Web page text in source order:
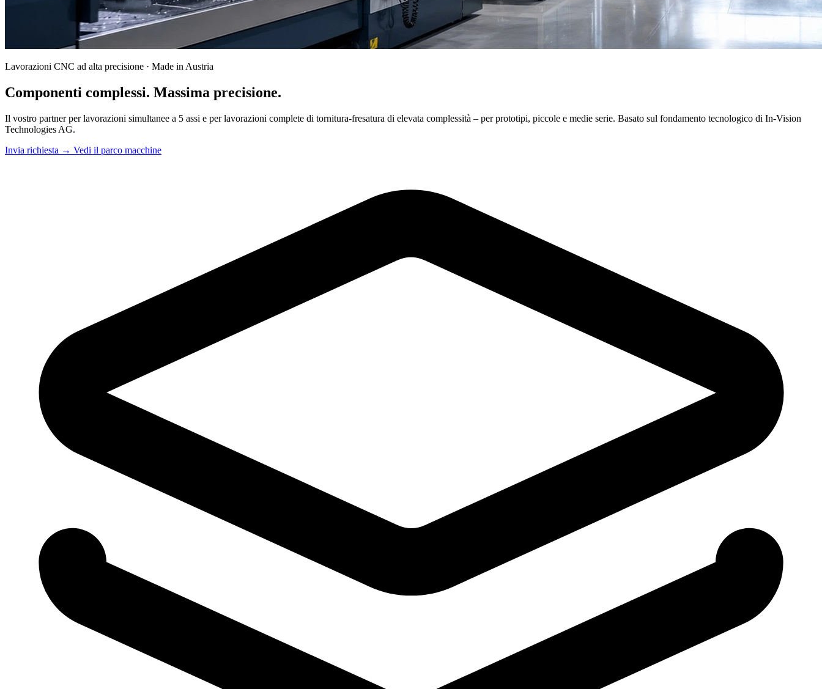
Lavorazioni CNC ad alta precisione · Made in Austria
Componenti complessi. Massima precisione.
Il vostro partner per lavorazioni simultanee a 5 assi e per lavorazioni complete di tornitura-fresatura di elevata complessità – per prototipi, piccole e medie serie. Basato sul fondamento tecnologico di In-Vision
Technologies AG.
Invia richiesta → Vedi il parco macchine